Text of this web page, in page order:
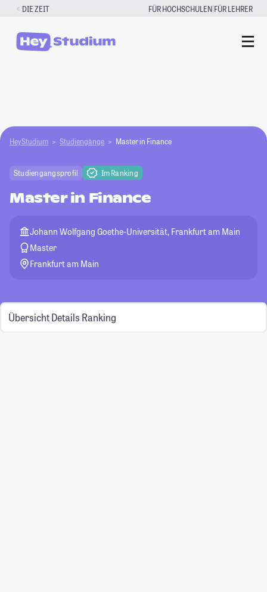
Zum
springen
DIE ZEIT FÜR HOCHSCHULEN|FÜR LEHRER
HeyStudium Studiengänge Master in Finance
Studiengangsprofil Im Ranking
Master in Finance
Johann Wolfgang Goethe-Universität, Frankfurt am Main
Master
Frankfurt am Main
Übersicht Details Ranking